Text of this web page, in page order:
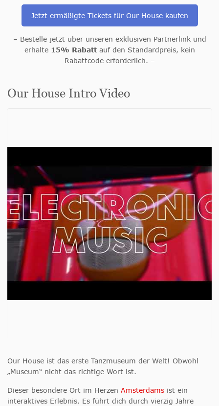
Jetzt ermäßigte Tickets für Our House kaufen
– Bestelle jetzt über unseren exklusiven Partnerlink und
erhalte 15% Rabatt auf den Standardpreis, kein
Rabattcode erforderlich. –
Our House Intro Video
Our House ist das erste Tanzmuseum der Welt! Obwohl
„Museum“ nicht das richtige Wort ist.
Dieser besondere Ort im Herzen Amsterdams ist ein
interaktives Erlebnis. Es führt dich durch vierzig Jahre